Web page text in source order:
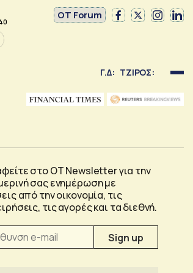
OT Forum
Γ.Δ: ΤΖΙΡΟΣ:
στο OT Newsletter για την
σας ενημέρωση με
από την οικονομία, τις
τις αγορές και τα διεθνή.